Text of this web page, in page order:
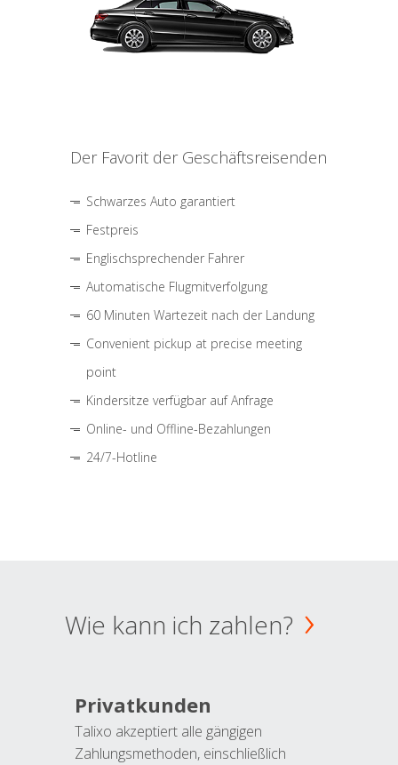
Der Favorit der Geschäftsreisenden
Schwarzes Auto garantiert
Festpreis
Englischsprechender Fahrer
Automatische Flugmitverfolgung
60 Minuten Wartezeit nach der Landung
Convenient pickup at precise meeting
point
Kindersitze verfügbar auf Anfrage
Online- und Offline-Bezahlungen
24/7-Hotline
Wie kann ich zahlen?
Privatkunden
Talixo akzeptiert alle gängigen
Zahlungsmethoden, einschließlich